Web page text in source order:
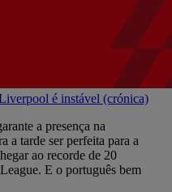
é instável (crónica)
a presença na
a tarde ser perfeita para a
ao recorde de 20
E o português bem